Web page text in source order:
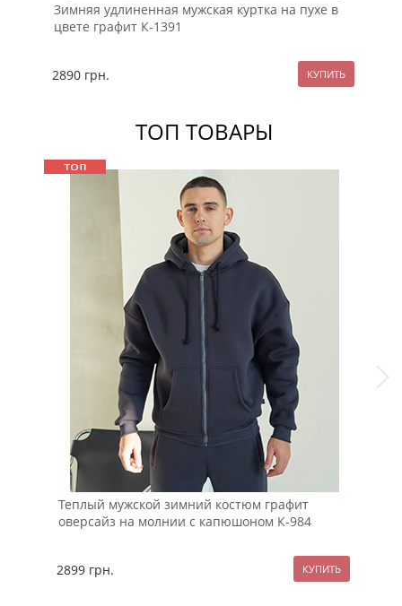
Зимняя удлиненная мужская куртка на пухе в
цвете графит К-1391
2890 грн.
ТОП ТОВАРЫ
Теплый мужской зимний костюм графит
оверсайз на молнии с капюшоном К-984
2899 грн.